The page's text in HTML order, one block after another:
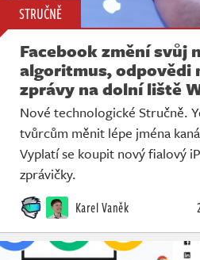
STRUČNĚ
Facebook změní svůj
algoritmus, odpovědi
zprávy na dolní liště
Nové technologické Stručně.
tvůrcům měnit lépe jména
Vyplatí se koupit nový fialový
zprávičky.
Karel Vaněk